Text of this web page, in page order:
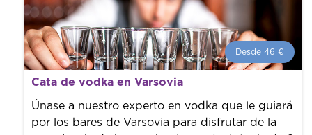
Desde 46 €
Desde 46 € por persona.
guías de la ciudad para tener el mejor precio y servicio.
Cata de vodka en Varsovia
Únase a nuestro experto en vodka que le guiará
por los bares de Varsovia para disfrutar de la